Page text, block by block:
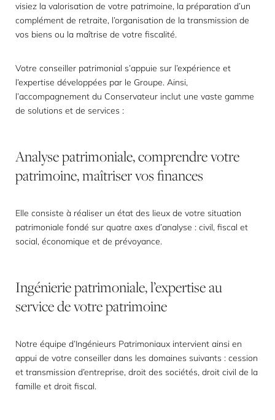
visiez la valorisation de votre patrimoine, la préparation d’un
complément de retraite, l’organisation de la transmission de
vos biens ou la maîtrise de votre fiscalité.
Votre conseiller patrimonial s’appuie sur l’expérience et
l’expertise développées par le Groupe. Ainsi,
l’accompagnement du Conservateur inclut une vaste gamme
de solutions et de services :
Analysepatrimoniale,comprendrevotre
patrimoine,maîtriservosfinances
Elle consiste à réaliser un état des lieux de votre situation
patrimoniale fondé sur quatre axes d’analyse : civil, fiscal et
social, économique et de prévoyance.
Ingénieriepatrimoniale,l’expertiseau
servicedevotrepatrimoine
Notre équipe d’Ingénieurs Patrimoniaux intervient ainsi en
appui de votre conseiller dans les domaines suivants : cession
et transmission d’entreprise, droit des sociétés, droit civil de la
famille et droit fiscal.